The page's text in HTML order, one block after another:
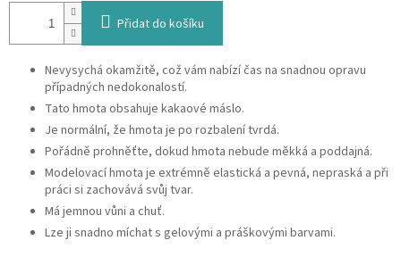
Přidat do košíku
Nevysychá okamžitě, což vám nabízí čas na snadnou opravu
případných nedokonalostí.
Tato hmota obsahuje kakaové máslo.
Je normální, že hmota je po rozbalení tvrdá.
Pořádně prohněťte, dokud hmota nebude měkká a poddajná.
Modelovací hmota je extrémně elastická a pevná, nepraská a při
práci si zachovává svůj tvar.
Má jemnou vůni a chuť.
Lze ji snadno míchat s gelovými a práškovými barvami.